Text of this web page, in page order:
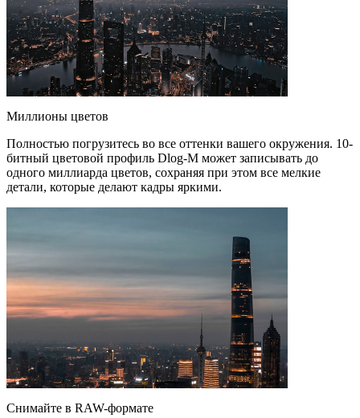
Миллионы цветов
Полностью погрузитесь во все оттенки вашего окружения. 10-
битный цветовой профиль Dlog-M может записывать до
одного миллиарда цветов, сохраняя при этом все мелкие
детали, которые делают кадры яркими.
Снимайте в RAW-формате